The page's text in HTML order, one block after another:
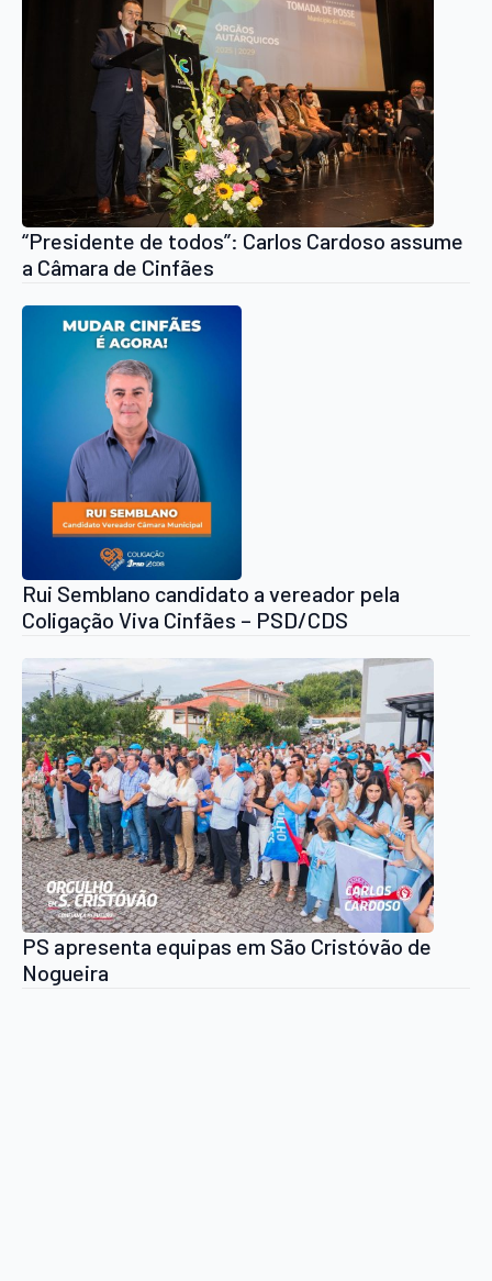
“Presidente de todos”: Carlos Cardoso assume
a Câmara de Cinfães
Rui Semblano candidato a vereador pela
Coligação Viva Cinfães – PSD/CDS
PS apresenta equipas em São Cristóvão de
Nogueira